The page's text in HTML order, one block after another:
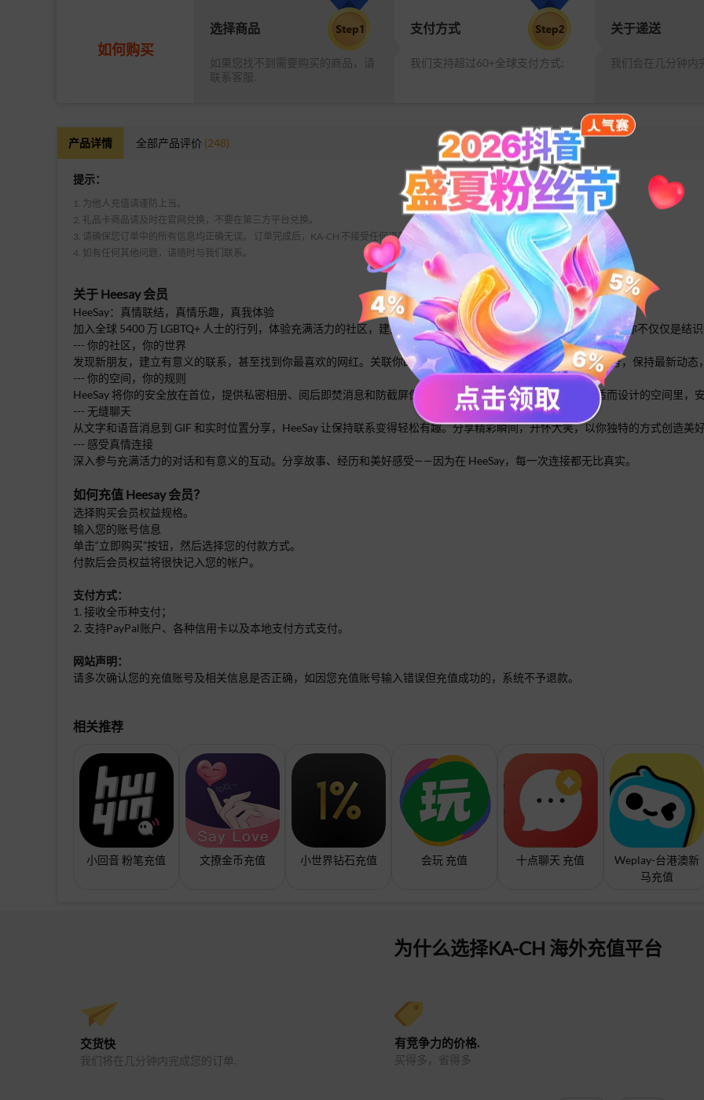
如何购买
选择商品
如果您找不到需要购买的商品，请
联系客服.
支付方式
我们支持超过60+全球支付方式;
关于递送
我们会在几分钟内
产品详情 全部产品评价 (248)
提示：
1. 为他人充值请谨防上当。
2. 礼品卡商品请及时在官网兑换，不要在第三方平台兑换。
3. 请确保您订单中的所有信息均正确无误。 订单完成后，KA-CH 不接受任何退款请求。
4. 如有任何其他问题，请随时与我们联系。
关于 Heesay 会员
HeeSay：真情联结，真情乐趣，真我体验
加入全球 5400 万 LGBTQ+ 人士的行列，体验充满活力的社区，建立真挚的联系，创造难忘的回忆。使用 HeeSay，你不仅仅是结
--- 你的社区，你的世界
发现新朋友，建立有意义的联系，甚至找到你最喜欢的网红。关联你的 Instagram、Xbox 或 Facebook 等社交账号，保持最新动
--- 你的空间，你的规则
HeeSay 将你的安全放在首位，提供私密相册、阅后即焚消息和防截屏保护等功能。在一个专为你的隐私和舒适而设计的空间里，
--- 无缝聊天
从文字和语音消息到 GIF 和实时位置分享，HeeSay 让保持联系变得轻松有趣。分享精彩瞬间，开怀大笑，以你独特的方式创造美
--- 感受真情连接
深入参与充满活力的对话和有意义的互动。分享故事、经历和美好感受——因为在 HeeSay，每一次连接都无比真实。
如何充值 Heesay 会员？
选择购买会员权益规格。
输入您的账号信息
单击“立即购买”按钮，然后选择您的付款方式。
付款后会员权益将很快记入您的帐户。
支付方式：
1. 接收全币种支付；
2. 支持PayPal账户、各种信用卡以及本地支付方式支付。
网站声明：
请多次确认您的充值账号及相关信息是否正确，如因您充值账号输入错误但充值成功的，系统不予退款。
相关推荐
小回音 粉笔充值 文撩金币充值 小世界钻石充值 会玩 充值 十点聊天 充值
Weplay-台港澳新
马充值
为什么选择KA-CH 海外充值平台
交货快
我们将在几分钟内完成您的订单.
有竞争力的价格.
买得多，省得多